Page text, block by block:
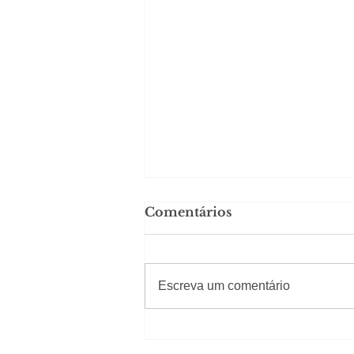
Comentários
Escreva um comentário